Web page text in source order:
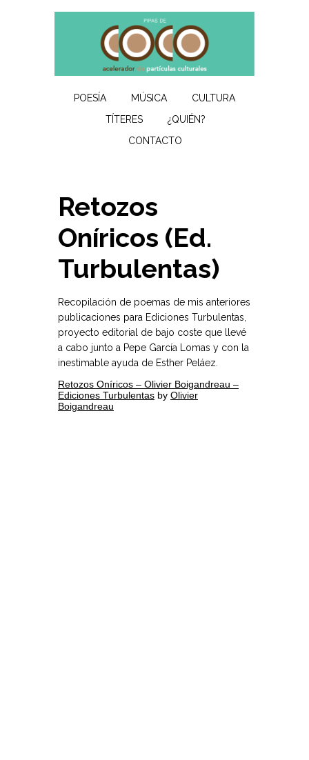
POESÍA MÚSICA
CULTURA
TÍTERES
¿QUIÉN?
CONTACTO
Retozos
Oníricos (Ed.
Turbulentas)
Recopilación de poemas de mis anteriores
publicaciones para Ediciones Turbulentas,
proyecto editorial de bajo coste que llevé
a cabo junto a Pepe García Lomas y con la
inestimable ayuda de Esther Peláez.
Retozos Oníricos – Olivier Boigandreau –
Ediciones Turbulentas by Olivier
Boigandreau